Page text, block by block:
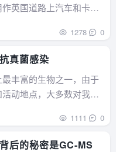
英国道路上汽车和卡车
1278 0
真菌感染
丰富的生物之一，由于
动地点，大多数对我们
1111 0
后的秘密是GC-MS